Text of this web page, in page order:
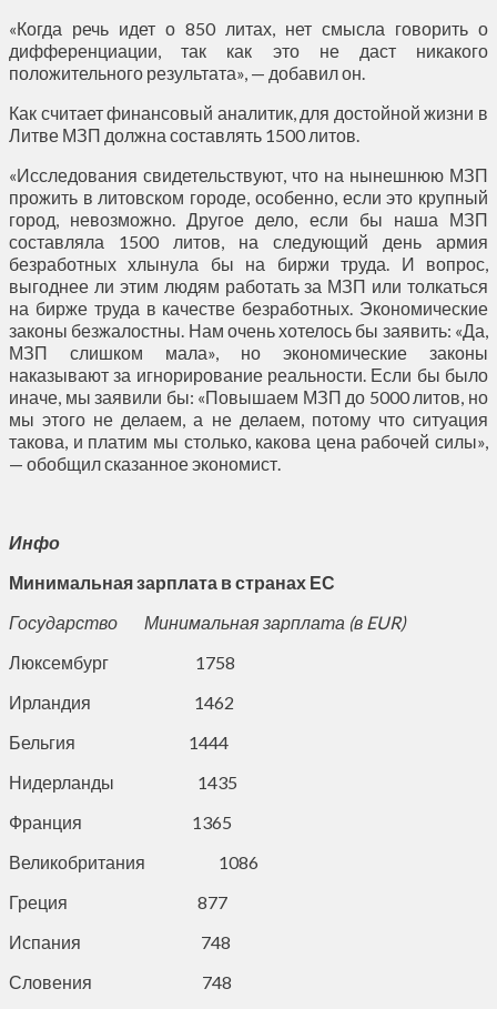
«Когда речь идет о 850 литах, нет смысла говорить о
дифференциации, так как это не даст никакого
положительного результата», — добавил он.
Как считает финансовый аналитик, для достойной жизни в
Литве МЗП должна составлять 1500 литов.
«Исследования свидетельствуют, что на нынешнюю МЗП
прожить в литовском городе, особенно, если это крупный
город, невозможно. Другое дело, если бы наша МЗП
составляла 1500 литов, на следующий день армия
безработных хлынула бы на биржи труда. И вопрос,
выгоднее ли этим людям работать за МЗП или толкаться
на бирже труда в качестве безработных. Экономические
законы безжалостны. Нам очень хотелось бы заявить: «Да,
МЗП слишком мала», но экономические законы
наказывают за игнорирование реальности. Если бы было
иначе, мы заявили бы: «Повышаем МЗП до 5000 литов, но
мы этого не делаем, а не делаем, потому что ситуация
такова, и платим мы столько, какова цена рабочей силы»,
— обобщил сказанное экономист.
Инфо
Минимальная зарплата в странах ЕС
Государство Минимальная зарплата (в EUR)
Люксембург 1758
Ирландия 1462
Бельгия 1444
Нидерланды 1435
Франция 1365
Великобритания 1086
Греция 877
Испания 748
Словения 748